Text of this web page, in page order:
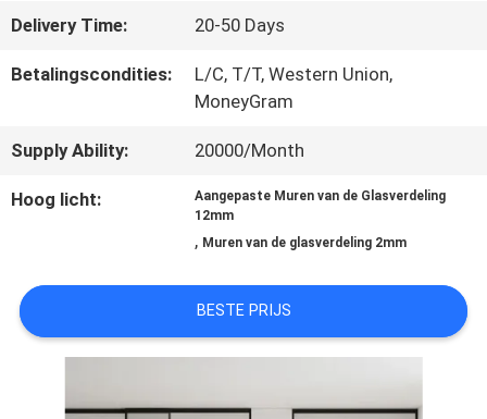
NIEUWS
GEVALLEN
VERZOEK
CITAAT
Delivery Time: 20-50 Days
Betalingscondities:
L/C, T/T, Western Union,
MoneyGram
Supply Ability: 20000/Month
Hoog licht:
Aangepaste Muren van de Glasverdeling
12mm
, Muren van de glasverdeling 2mm
BESTE PRIJS